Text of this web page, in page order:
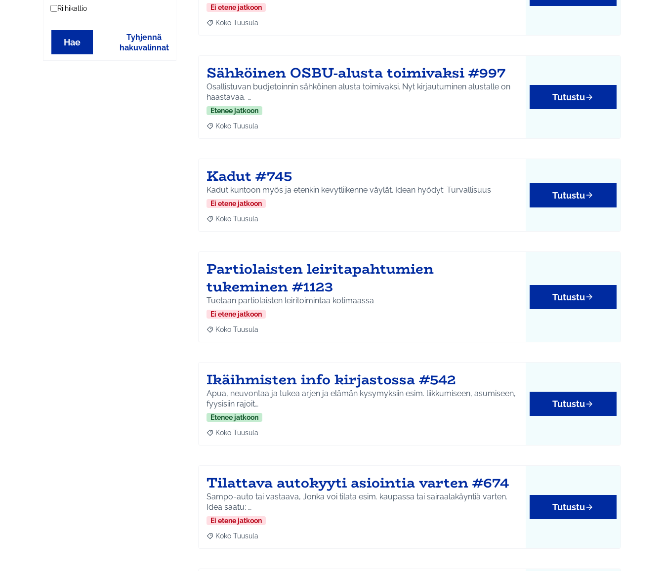
Riihikallio
Hae
Tyhjennä
hakuvalinnat
Ei etene jatkoon
Rajaa tulokset aihepiirin mukaan: Koko Tuusula
Koko Tuusula
Sähköinen OSBU-alusta toimivaksi #997
Osallistuvan budjetoinnin sähköinen alusta toimivaksi. Nyt kirjautuminen alustalle on
haastavaa. …
Etenee jatkoon
Rajaa tulokset aihepiirin mukaan: Koko Tuusula
Koko Tuusula
Tutustu
Kadut #745
Kadut kuntoon myös ja etenkin kevytliikenne väylät. Idean hyödyt: Turvallisuus
Ei etene jatkoon
Rajaa tulokset aihepiirin mukaan: Koko Tuusula
Koko Tuusula
Tutustu
Partiolaisten leiritapahtumien
tukeminen #1123
Tuetaan partiolaisten leiritoimintaa kotimaassa
Ei etene jatkoon
Rajaa tulokset aihepiirin mukaan: Koko Tuusula
Koko Tuusula
Tutustu
Ikäihmisten info kirjastossa #542
Apua, neuvontaa ja tukea arjen ja elämän kysymyksiin esim. liikkumiseen, asumiseen,
fyysisiin rajoit…
Etenee jatkoon
Rajaa tulokset aihepiirin mukaan: Koko Tuusula
Koko Tuusula
Tutustu
Tilattava autokyyti asiointia varten #674
Sampo-auto tai vastaava, Jonka voi tilata esim. kaupassa tai sairaalakäyntiä varten.
Idea saatu: …
Ei etene jatkoon
Rajaa tulokset aihepiirin mukaan: Koko Tuusula
Koko Tuusula
Tutustu